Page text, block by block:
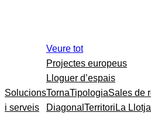
Solucions
i serveis
Veure tot
Projectes europeus
Lloguer d’espais
TornaTipologiaSales de
Diagonal Territori La